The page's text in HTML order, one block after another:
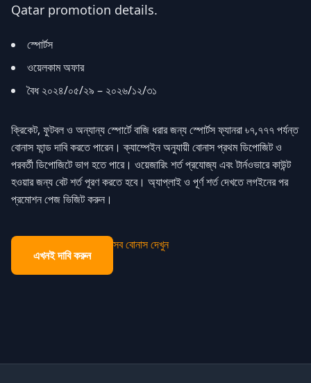
Qatar promotion details.
স্পোর্টস
ওয়েলকাম অফার
বৈধ ২০২৪/০৫/২৯ – ২০২৬/১২/৩১
ক্রিকেট, ফুটবল ও অন্যান্য স্পোর্টে বাজি ধরার জন্য স্পোর্টস ফ্যানরা ৳৭,৭৭৭ পর্যন্ত
বোনাস ফান্ড দাবি করতে পারেন। ক্যাম্পেইন অনুযায়ী বোনাস প্রথম ডিপোজিট ও
পরবর্তী ডিপোজিটে ভাগ হতে পারে। ওয়েজারিং শর্ত প্রযোজ্য এবং টার্নওভারে কাউন্ট
হওয়ার জন্য বেট শর্ত পূরণ করতে হবে। অ্যাপ্লাই ও পূর্ণ শর্ত দেখতে লগইনের পর
প্রমোশন পেজ ভিজিট করুন।
এখনই দাবি করুন
সব বোনাস দেখুন